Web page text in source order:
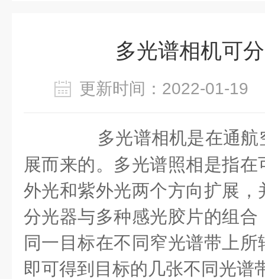
多光谱相机可
更新时间：2022-01-
多光谱相机是在通航
展而来的。多光谱照相是指
外光和紫外光两个方向扩展
分光器与多种感光胶片的组
同一目标在不同窄光谱带上
即可得到目标的几张不同光谱